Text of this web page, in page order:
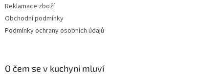
Reklamace zboží
Obchodní podmínky
Podmínky ochrany osobních údajů
O čem se v kuchyni mluví